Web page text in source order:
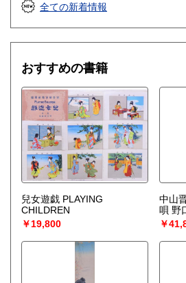
全ての新着情報
おすすめの書籍
兒女遊戯 PLAYING
CHILDREN
￥19,800
中山
唄
￥